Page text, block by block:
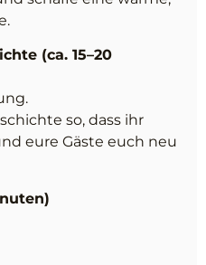
(ca. 15–20
so, dass ihr
eure Gäste euch neu